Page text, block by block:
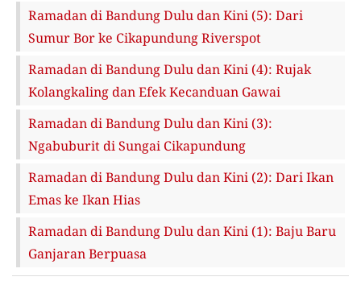
Ramadan di Bandung Dulu dan Kini (5): Dari
Sumur Bor ke Cikapundung Riverspot
Ramadan di Bandung Dulu dan Kini (4): Rujak
Kolangkaling dan Efek Kecanduan Gawai
Ramadan di Bandung Dulu dan Kini (3):
Ngabuburit di Sungai Cikapundung
Ramadan di Bandung Dulu dan Kini (2): Dari Ikan
Emas ke Ikan Hias
Ramadan di Bandung Dulu dan Kini (1): Baju Baru
Ganjaran Berpuasa